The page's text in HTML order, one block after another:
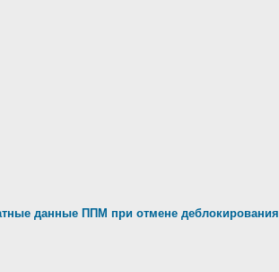
данные ППМ при отмене деблокирования